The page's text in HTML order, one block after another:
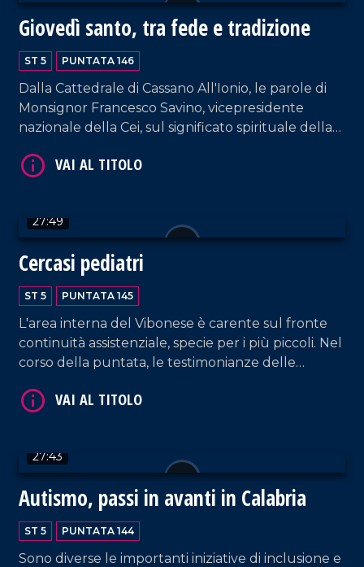
Calabria. Conduzione di Pier Paolo Cambareri.
Giovedì santo, tra fede e tradizione
ST 5 PUNTATA 146
Dalla Cattedrale di Cassano All'Ionio, le parole di
Monsignor Francesco Savino, vicepresidente
nazionale della Cei, sul significato spirituale della
internazionale estremamente instabile a causa
dell'esperto di demologia Leonardo Alario. Aperta
parentesi anche sui rincari delle uova di cioccolato
con il segretario regionale di Udicon, Nico
Iamundo. Approfondimento in esterna a cura di
Franco Sangiovanni.
27:49
Cercasi pediatri
ST 5 PUNTATA 145
L'area interna del Vibonese è carente sul fronte
continuità assistenziale, specie per i più piccoli. Nel
corso della puntata, le testimonianze delle
Salvatore Gurnari, segretario regionale
Mandarano.
27:43
Autismo, passi in avanti in Calabria
ST 5 PUNTATA 144
Sono diverse le importanti iniziative di inclusione e
VAI AL TITOLO
VAI AL TITOLO